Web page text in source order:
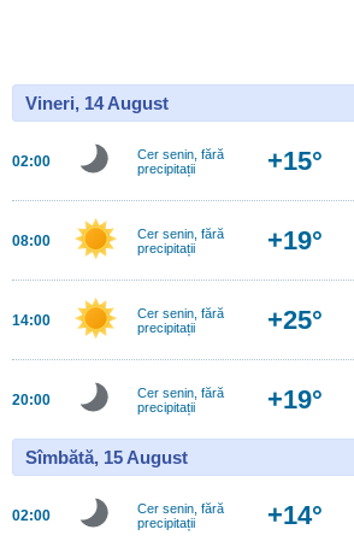
Vineri, 14 August
02:00
Cer senin, fără
precipitații
+15°
08:00
Cer senin, fără
precipitații
+19°
14:00
Cer senin, fără
precipitații
+25°
20:00
Cer senin, fără
precipitații
+19°
Sîmbătă, 15 August
02:00
Cer senin, fără
precipitații
+14°